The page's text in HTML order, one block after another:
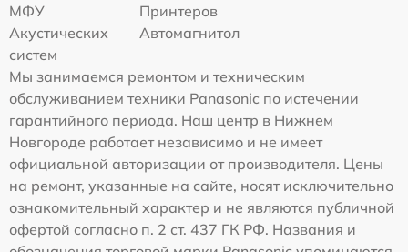
МФУ
Принтеров
Акустических
систем
Автомагнитол
Мы занимаемся ремонтом и техническим
обслуживанием техники Panasonic по истечении
гарантийного периода. Наш центр в Нижнем
Новгороде работает независимо и не имеет
официальной авторизации от производителя. Цены
на ремонт, указанные на сайте, носят исключительно
ознакомительный характер и не являются публичной
офертой согласно п. 2 ст. 437 ГК РФ. Названия и